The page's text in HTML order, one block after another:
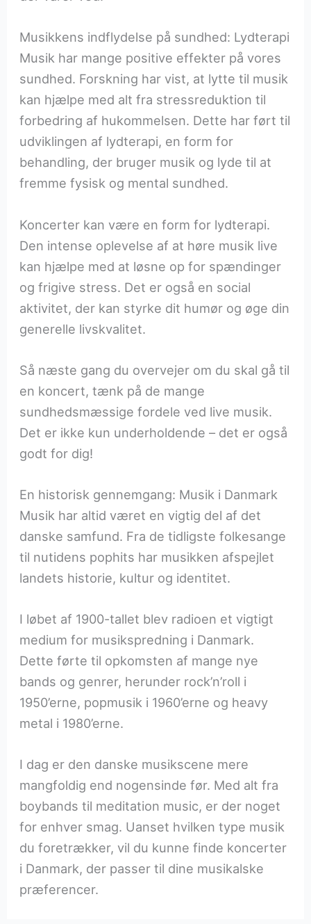
Musikkens indflydelse på sundhed: Lydterapi
Musik har mange positive effekter på vores
sundhed. Forskning har vist, at lytte til musik
kan hjælpe med alt fra stressreduktion til
forbedring af hukommelsen. Dette har ført til
udviklingen af lydterapi, en form for
behandling, der bruger musik og lyde til at
fremme fysisk og mental sundhed.
Koncerter kan være en form for lydterapi.
Den intense oplevelse af at høre musik live
kan hjælpe med at løsne op for spændinger
og frigive stress. Det er også en social
aktivitet, der kan styrke dit humør og øge din
generelle livskvalitet.
Så næste gang du overvejer om du skal gå til
en koncert, tænk på de mange
sundhedsmæssige fordele ved live musik.
Det er ikke kun underholdende – det er også
godt for dig!
En historisk gennemgang: Musik i Danmark
Musik har altid været en vigtig del af det
danske samfund. Fra de tidligste folkesange
til nutidens pophits har musikken afspejlet
landets historie, kultur og identitet.
I løbet af 1900-tallet blev radioen et vigtigt
medium for musikspredning i Danmark.
Dette førte til opkomsten af ​​mange nye
bands og genrer, herunder rock’n’roll i
1950’erne, popmusik i 1960’erne og heavy
metal i 1980’erne.
I dag er den danske musikscene mere
mangfoldig end nogensinde før. Med alt fra
boybands til meditation music, er der noget
for enhver smag. Uanset hvilken type musik
du foretrækker, vil du kunne finde koncerter
i Danmark, der passer til dine musikalske
præferencer.